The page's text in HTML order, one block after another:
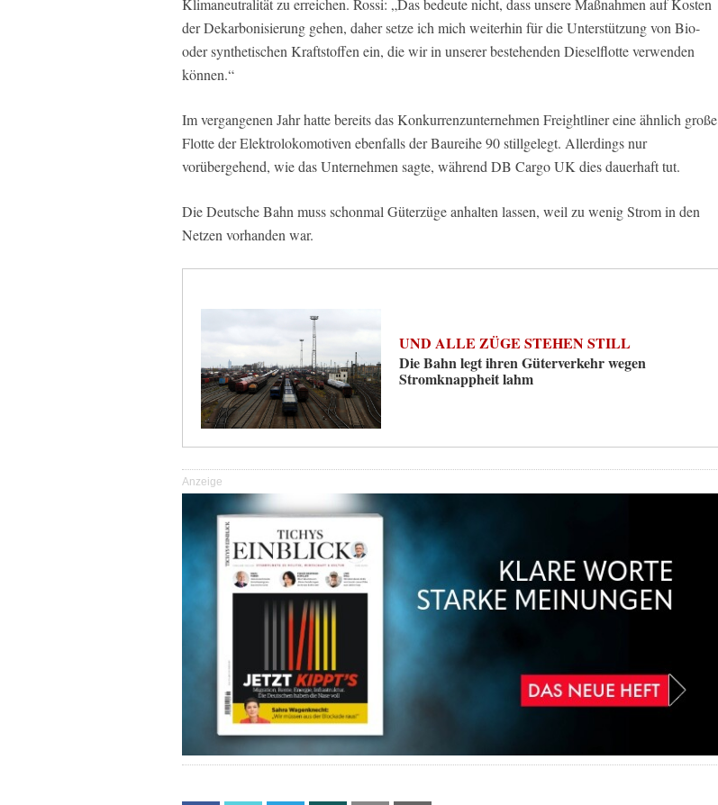
Klimaneutralität zu erreichen. Rossi: „Das bedeute nicht, dass unsere Maßnahmen auf Kosten
der Dekarbonisierung gehen, daher setze ich mich weiterhin für die Unterstützung von Bio-
oder synthetischen Kraftstoffen ein, die wir in unserer bestehenden Dieselflotte verwenden
können.“
Im vergangenen Jahr hatte bereits das Konkurrenzunternehmen Freightliner eine ähnlich große
Flotte der Elektrolokomotiven ebenfalls der Baureihe 90 stillgelegt. Allerdings nur
vorübergehend, wie das Unternehmen sagte, während DB Cargo UK dies dauerhaft tut.
Die Deutsche Bahn muss schonmal Güterzüge anhalten lassen, weil zu wenig Strom in den
Netzen vorhanden war.
UND ALLE ZÜGE STEHEN STILL
Die Bahn legt ihren Güterverkehr wegen
Stromknappheit lahm
Anzeige